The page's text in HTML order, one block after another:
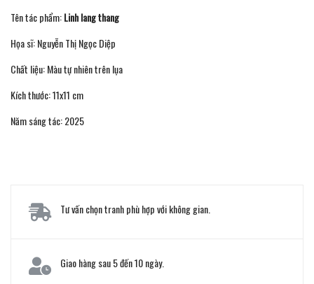
Tên tác phẩm:Linh lang thang
Họa sĩ: Nguyễn Thị Ngọc Diệp
Chất liệu: Màu tự nhiên trên lụa
Kích thước: 11x11 cm
Năm sáng tác: 2025
Tư vấn chọn tranh phù hợp với không gian.
Giao hàng sau 5 đến 10 ngày.